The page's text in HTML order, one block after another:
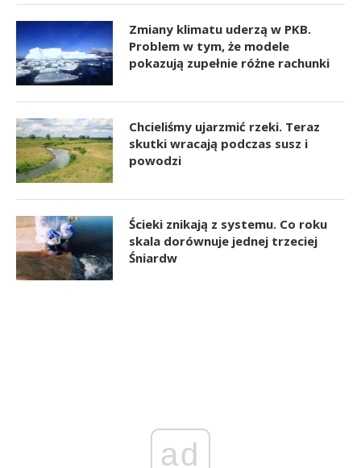
Zmiany klimatu uderzą w PKB.
Problem w tym, że modele
pokazują zupełnie różne rachunki
Chcieliśmy ujarzmić rzeki. Teraz
skutki wracają podczas susz i
powodzi
Ścieki znikają z systemu. Co roku
skala dorównuje jednej trzeciej
Śniardw
ad